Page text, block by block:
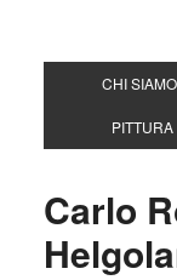
CHI SIAMO
PITTURA
Carlo